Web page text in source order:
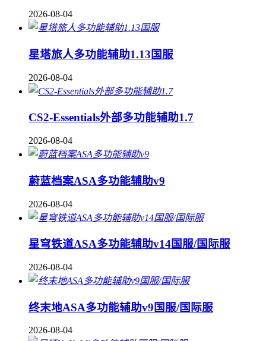
2026-08-04
星塔旅人多功能辅助1.13国服
2026-08-04
CS2-Essentials外部多功能辅助1.7
2026-08-04
蔚蓝档案ASA多功能辅助v9
2026-08-04
星穹铁道ASA多功能辅助v14国服/国际服
2026-08-04
终末地ASA多功能辅助v9国服/国际服
2026-08-04